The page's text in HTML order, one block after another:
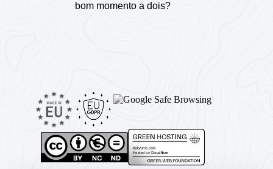
bom momento a dois?